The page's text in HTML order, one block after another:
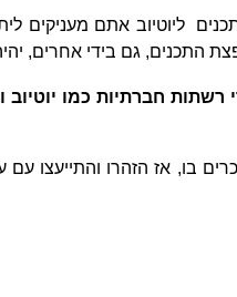
ליוטיוב אתם מעניקים
התכנים, גם בידי אחרים,
חברתיות כמו יוטיוב
בו, אז הזהרו והתייעצו עם